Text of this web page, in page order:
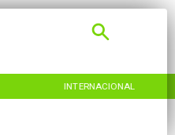
INTERNACIONAL